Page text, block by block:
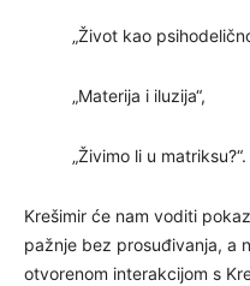
„Život kao
„Materija i iluzija“,
„Živimo li u matriksu?“.
Krešimir će nam voditi
pažnje bez prosuđivanja, a
otvorenom interakcijom s